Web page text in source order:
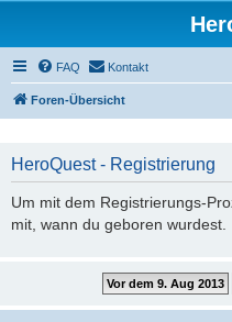
FAQ Kontakt
Foren-Übersicht
HeroQuest - Registrierung
Um mit dem Registrierungs-
mit, wann du geboren wurdest.